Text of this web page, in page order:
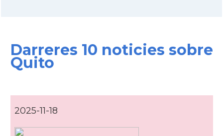
Darreres 10 noticies sobre
Quito
2025-11-18